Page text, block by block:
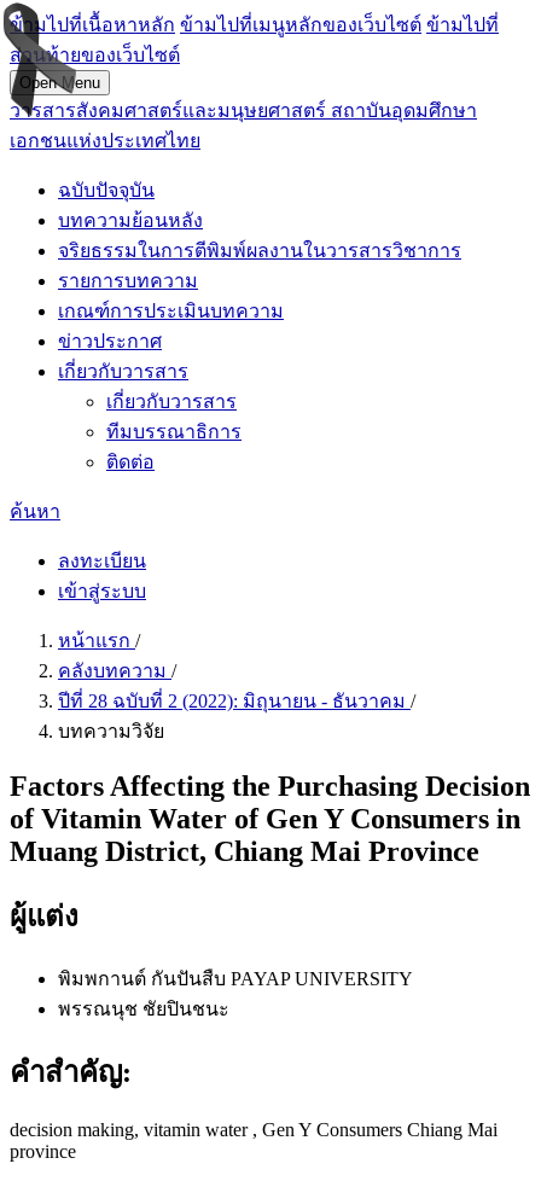
ข้ามไปที่เนื้อหาหลัก ข้ามไปที่เมนูหลักของเว็บไซต์ ข้ามไปที่
ส่วนท้ายของเว็บไซต์
Open Menu
วารสารสังคมศาสตร์และมนุษยศาสตร์ สถาบันอุดมศึกษา
เอกชนแห่งประเทศไทย
ฉบับปัจจุบัน
บทความย้อนหลัง
จริยธรรมในการตีพิมพ์ผลงานในวารสารวิชาการ
รายการบทความ
เกณฑ์การประเมินบทความ
ข่าวประกาศ
เกี่ยวกับวารสาร
เกี่ยวกับวารสาร
ทีมบรรณาธิการ
ติดต่อ
ค้นหา
ลงทะเบียน
เข้าสู่ระบบ
หน้าแรก /
คลังบทความ /
ปีที่ 28 ฉบับที่ 2 (2022): มิถุนายน - ธันวาคม /
บทความวิจัย
Factors Affecting the Purchasing Decision
of Vitamin Water of Gen Y Consumers in
Muang District, Chiang Mai Province
ผู้แต่ง
พิมพกานต์ กันปันสืบ PAYAP UNIVERSITY
พรรณนุช ชัยปินชนะ
คำสำคัญ:
decision making, vitamin water , Gen Y Consumers Chiang Mai
province